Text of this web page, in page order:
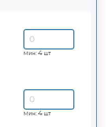
Мин: 4 шт
Мин: 4 шт